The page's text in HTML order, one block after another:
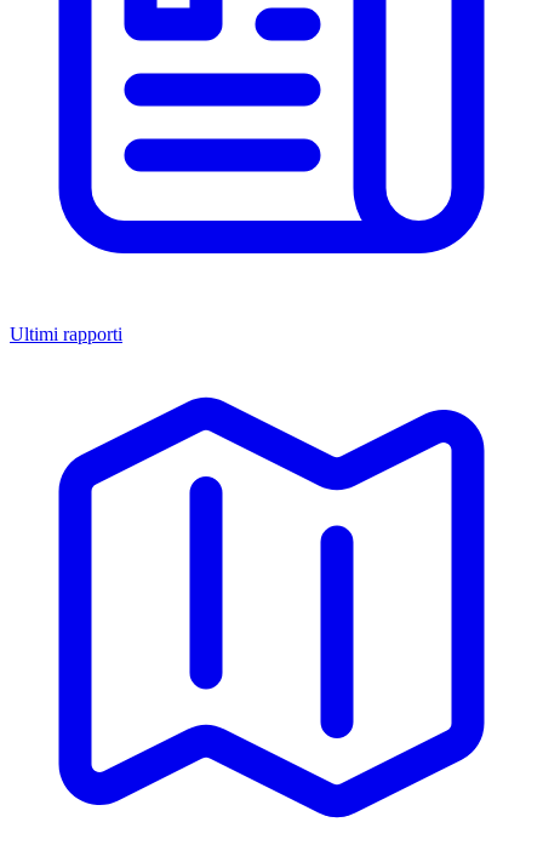
Ultimi rapporti